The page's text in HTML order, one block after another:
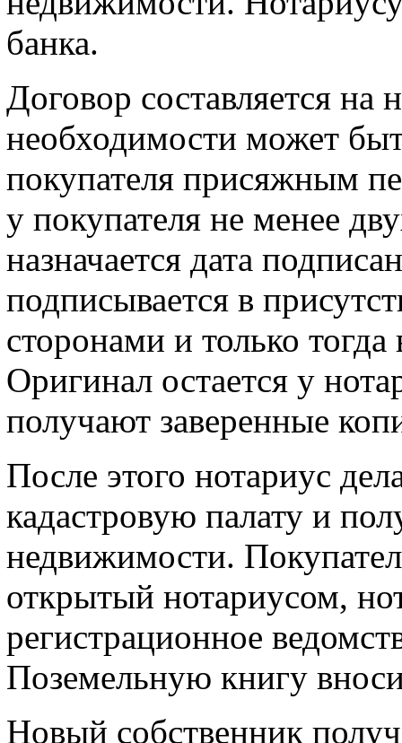
банка.
Договор составляется
необходимости может
покупателя присяжным
у покупателя не менее
назначается дата
подписывается в
сторонами и только
Оригинал остается у
получают заверенные
После этого нотариус
кадастровую палату и
недвижимости.
открытый нотариусом,
регистрационное
Поземельную книгу
Новый собственник